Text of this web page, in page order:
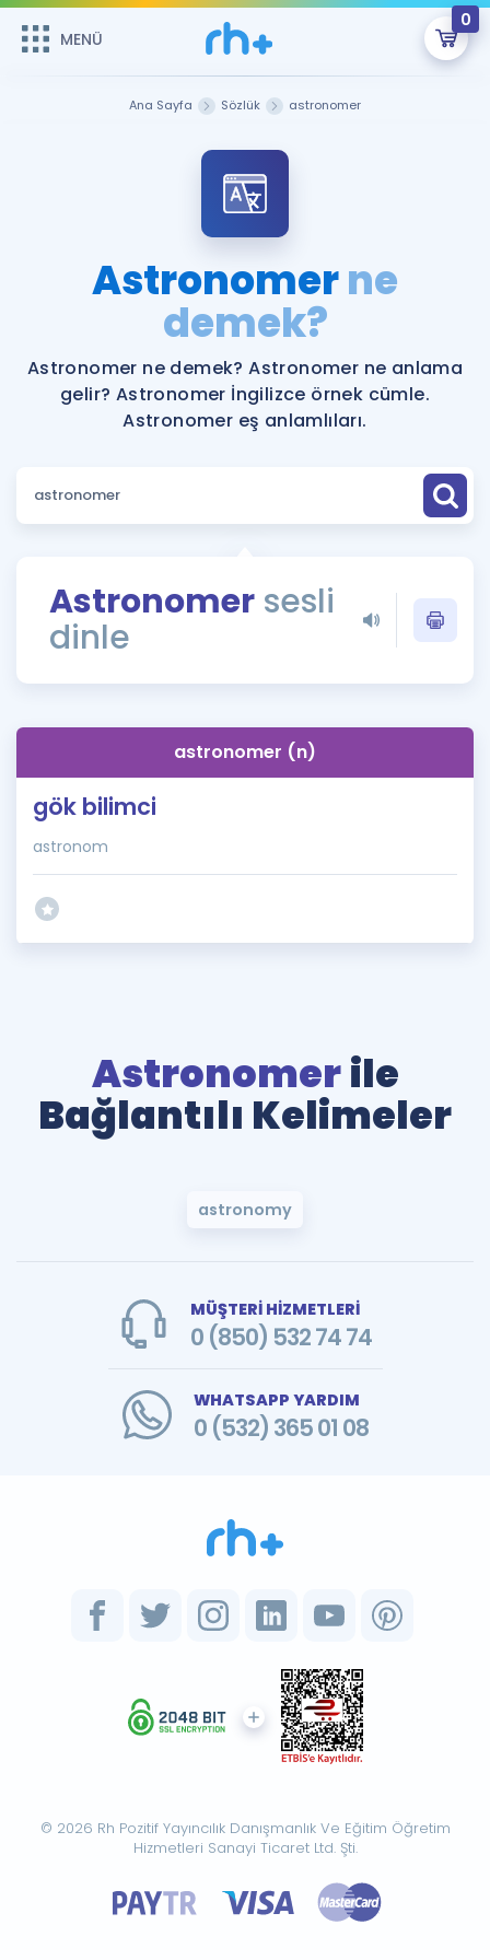
MENÜ
0
Şifremi Hatırlamıyorum
Sepetin Şu An Boş.
Remzi Hoca ile seni sınava hazırlayacak onlarca eğitim seni
bekliyor!
MENÜ
Katılımcı Görüşleri
Faydalı Araçlar
Ücretsiz Kaynaklar
ÖSYM Sınav Takvimi
Kampanyalar
İngilizce Gramer
İngilizce Gramer
Ana Sayfa Sözlük astronomer
Astronomerne
demek?
Astronomer ne demek? Astronomer ne anlama
gelir? Astronomer İngilizce örnek cümle.
Astronomer eş anlamlıları.
Astronomer sesli
dinle
astronomer (n)
gök bilimci
astronom
Astronomerile
Bağlantılı Kelimeler
astronomy
MÜŞTERİ HİZMETLERİ
0 (850) 532 74 74
WHATSAPP YARDIM
0 (532) 365 01 08
© 2026 Rh Pozitif Yayıncılık Danışmanlık Ve Eğitim Öğretim
Hizmetleri Sanayi Ticaret Ltd. Şti.